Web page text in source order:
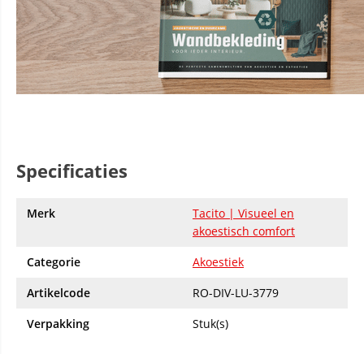
Specificaties
Merk
Tacito | Visueel en
akoestisch comfort
Categorie
Akoestiek
Artikelcode
RO-DIV-LU-3779
Verpakking
Stuk(s)